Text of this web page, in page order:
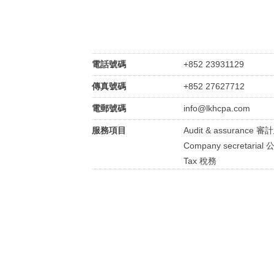
電話號碼 +852 23931129
傳真號碼 +852 27627712
電郵號碼 info@lkhcpa.com
服務項目
Audit & assurance 審
Company secretarial
Tax 稅務